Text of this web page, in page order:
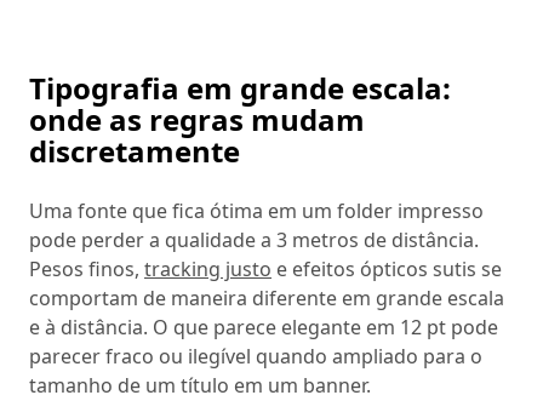
Tipografia em grande escala:
onde as regras mudam
discretamente
Uma fonte que fica ótima em um folder impresso
pode perder a qualidade a 3 metros de distância.
Pesos finos, tracking justo e efeitos ópticos sutis se
comportam de maneira diferente em grande escala
e à distância. O que parece elegante em 12 pt pode
parecer fraco ou ilegível quando ampliado para o
tamanho de um título em um banner.